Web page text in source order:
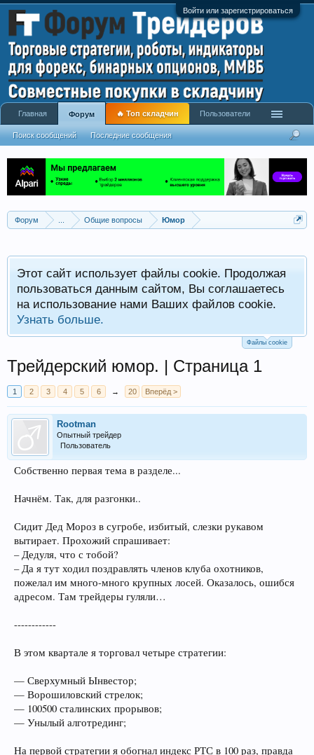
Войти или зарегистрироваться
Форум Общие вопросы Юмор
Этот сайт использует файлы cookie. Продолжая
пользоваться данным сайтом, Вы соглашаетесь
на использование нами Ваших файлов cookie.
Узнать больше.
Файлы cookie
Трейдерский юмор. | Страница 1
1 2 3 4 5 6 → 20 Вперёд >
Rootman
Опытный трейдер
Пользователь
Собственно первая тема в разделе...
Начнём. Так, для разгонки..
Сидит Дед Мороз в сугробе, избитый, слезки рукавом
вытирает. Прохожий спрашивает:
– Дедуля, что с тобой?
– Да я тут ходил поздравлять членов клуба охотников,
пожелал им много-много крупных лосей. Оказалось, ошибся
адресом. Там трейдеры гуляли…
------------
В этом квартале я торговал четыре стратегии:
— Сверхумный Ынвестор;
— Ворошиловский стрелок;
— 100500 сталинских прорывов;
— Унылый алготрединг;
На первой стратегии я обогнал индекс РТС в 100 раз, правда
Главная Форум
Поиск сообщений Последние сообщения
🔥 Топ складчин Пользователи